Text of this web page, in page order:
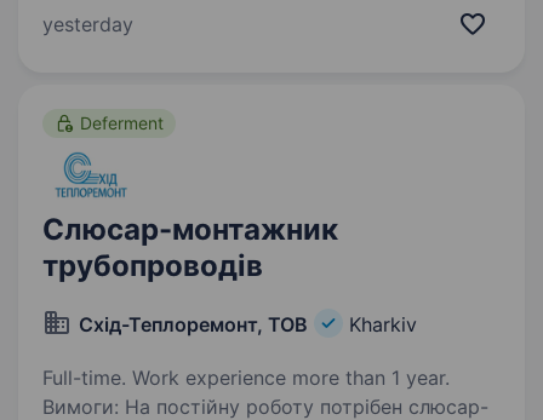
50 000 — 80 000+ грн (може бути більше-
yesterday
Deferment
Слюсар-монтажник
трубопроводів
Схід-Теплоремонт, ТОВ Kharkiv
Full-time. Work experience more than 1 year.
Вимоги: На постійну роботу потрібен слюсар-